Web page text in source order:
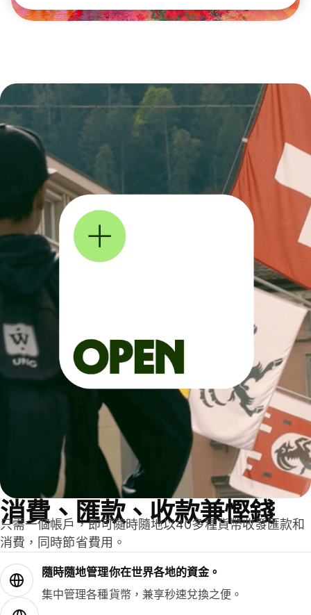
消費、匯款、收款兼慳錢
只需一個帳戶，即可隨時隨地以40多種貨幣收發匯款和
消費，同時節省費用。
隨時隨地管理你在世界各地的資金。
集中管理各種貨幣，兼享秒速兌換之便。